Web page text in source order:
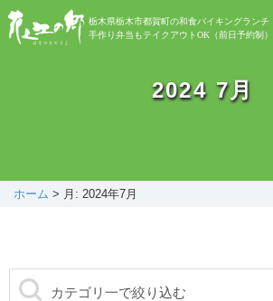
栃木県栃木市都賀町の和食バイキングランチ
手作り弁当もテイクアウトOK（前日予約制）
お知らせ
2024 7月
ホーム > 月: 2024年7月
カテゴリ一で絞り込む